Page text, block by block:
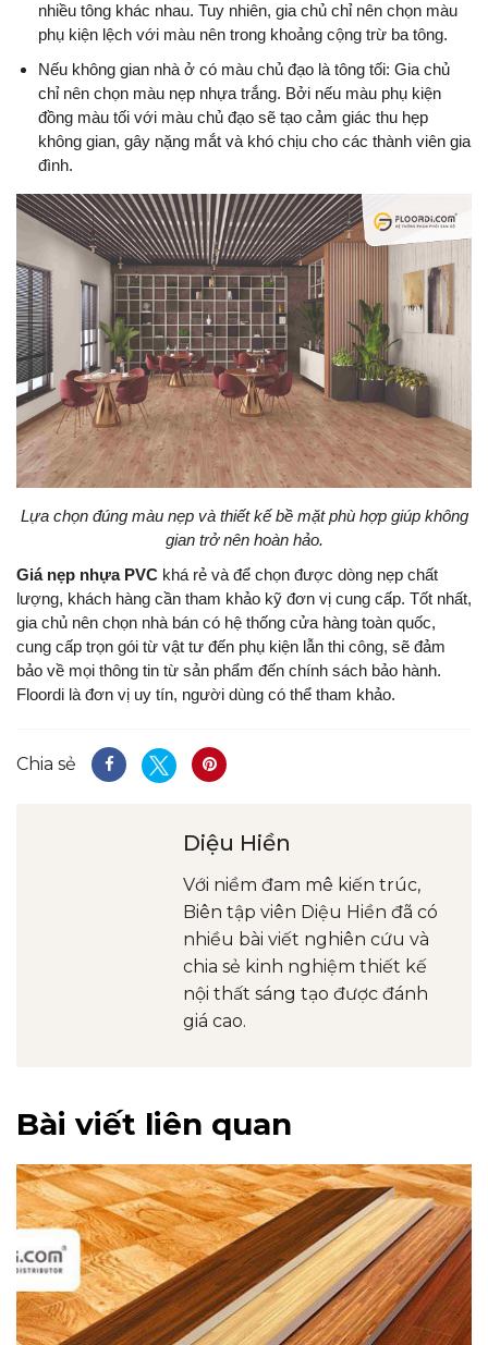
nhiều tông khác nhau. Tuy nhiên, gia chủ chỉ nên chọn màu
phụ kiện lệch với màu nên trong khoảng cộng trừ ba tông.
Nếu không gian nhà ở có màu chủ đạo là tông tối: Gia chủ
chỉ nên chọn màu nẹp nhựa trắng. Bởi nếu màu phụ kiện
đồng màu tối với màu chủ đạo sẽ tạo cảm giác thu hẹp
không gian, gây nặng mắt và khó chịu cho các thành viên gia
đình.
Lựa chọn đúng màu nẹp và thiết kế bề mặt phù hợp giúp không
gian trở nên hoàn hảo.
Giá nẹp nhựa PVC khá rẻ và để chọn được dòng nẹp chất
lượng, khách hàng cần tham khảo kỹ đơn vị cung cấp. Tốt nhất,
gia chủ nên chọn nhà bán có hệ thống cửa hàng toàn quốc,
cung cấp trọn gói từ vật tư đến phụ kiện lẫn thi công, sẽ đảm
bảo về mọi thông tin từ sản phẩm đến chính sách bảo hành.
Floordi là đơn vị uy tín, người dùng có thể tham khảo.
Chia sẻ
Diệu Hiền
Với niềm đam mê kiến trúc,
Biên tập viên Diệu Hiền đã có
nhiều bài viết nghiên cứu và
chia sẻ kinh nghiệm thiết kế
nội thất sáng tạo được đánh
giá cao.
Bài viết liên quan